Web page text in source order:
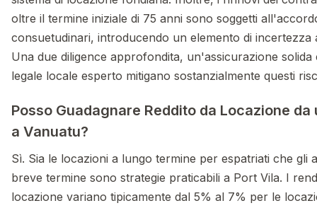
oltre il termine iniziale di 75 anni sono soggetti
consuetudinari, introducendo un elemento di incertezza
Una due diligence approfondita, un'assicurazione
legale locale esperto mitigano sostanzialmente questi
Posso Guadagnare Reddito da Locazione da
a Vanuatu?
Sì. Sia le locazioni a lungo termine per espatriati che gli
breve termine sono strategie praticabili a Port Vila. I
locazione variano tipicamente dal 5% al 7% per le